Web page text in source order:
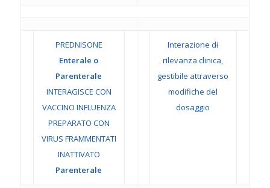
PREDNISONE
Enterale o
Parenterale
INTERAGISCE CON
VACCINO INFLUENZA
PREPARATO CON
VIRUS FRAMMENTATI
INATTIVATO
Parenterale
Interazione di
rilevanza clinica,
gestibile attraverso
modifiche del
dosaggio